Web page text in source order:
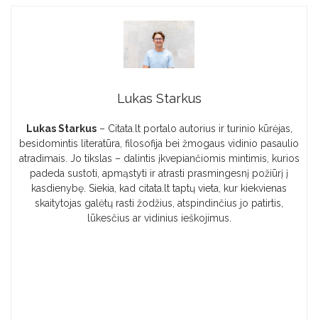
Lukas Starkus
Lukas Starkus– Citata.lt portalo autorius ir turinio kūrėjas,
besidomintis literatūra, filosofija bei žmogaus vidinio pasaulio
atradimais. Jo tikslas – dalintis įkvepiančiomis mintimis, kurios
padeda sustoti, apmąstyti ir atrasti prasmingesnį požiūrį į
kasdienybę. Siekia, kad citata.lt taptų vieta, kur kiekvienas
skaitytojas galėtų rasti žodžius, atspindinčius jo patirtis,
lūkesčius ar vidinius ieškojimus.